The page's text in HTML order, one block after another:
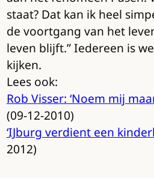
staat? Dat kan ik heel
de voortgang van het
leven blijft.” Iedereen is
kijken.
Lees ook:
Rob Visser: ‘Noem mij
(09-12-2010)
‘IJburg verdient een
2012)